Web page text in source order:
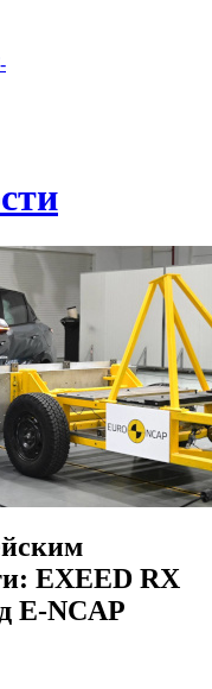
EXEED RX
E-NCAP